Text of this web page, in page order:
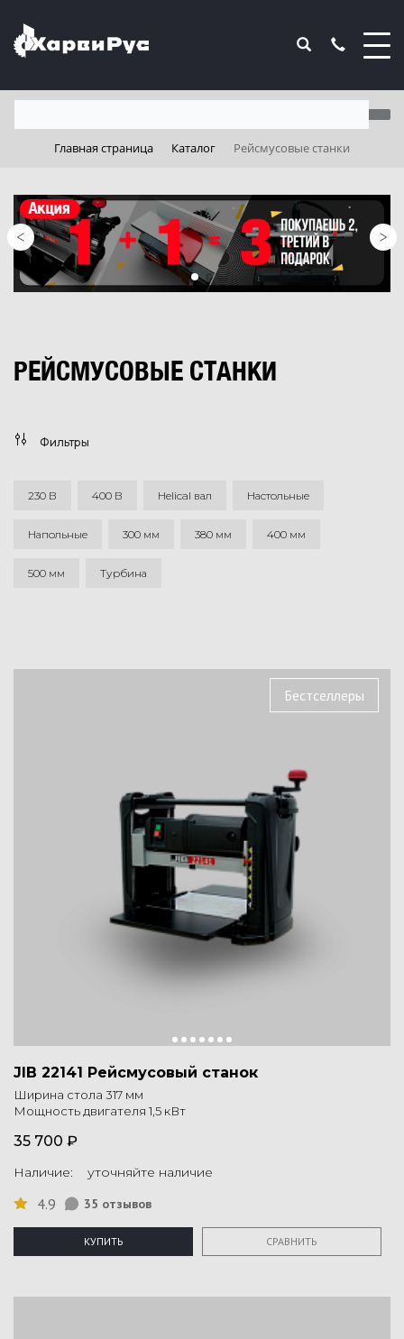
Главная страница Каталог Рейсмусовые станки
РЕЙСМУСОВЫЕ СТАНКИ
Фильтры
230 В 400 В Helical вал Настольные
Напольные 300 мм 380 мм 400 мм
500 мм Турбина
Бестселлеры
JIB 22141 Рейсмусовый станок
Ширина стола 317 мм
Мощность двигателя 1,5 кВт
35 700 ₽
Наличие: уточняйте наличие
4.9 35 отзывов
КУПИТЬ СРАВНИТЬ